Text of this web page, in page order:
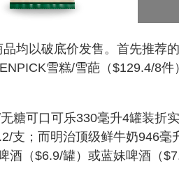
均以破底价发售。首先推荐
雪糕/雪葩（$129.4/8
糖可口可乐330毫升4罐装折
支；而明治顶级鲜牛奶946毫
（$6.9/罐）或蓝妹啤酒（